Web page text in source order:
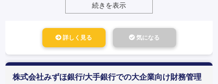
続きを表示
詳しく見る 気になる
株式会社みずほ銀行/大手銀行での大企業向け財務管理